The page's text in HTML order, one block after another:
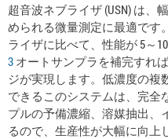
超音波ネブライザ (USN) は、
められる微量測定に最適です
ライザに比べて、性能が 5～
3 オートサンプラを補完すれ
ジが実現します。低濃度の複
できるこのシステムは、完全
プルの予備濃縮、溶媒抽出、
るので、生産性が大幅に向上